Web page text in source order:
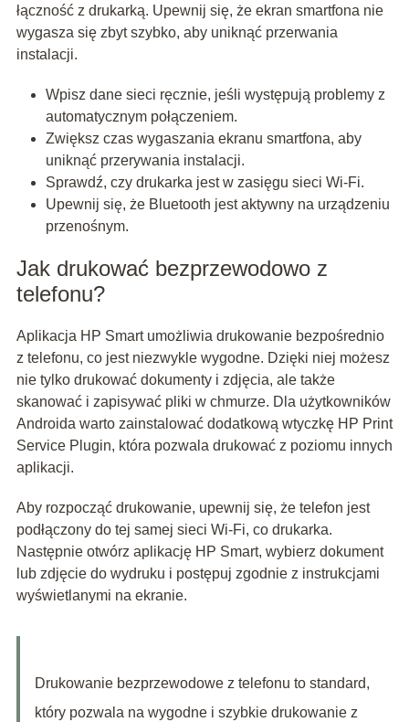
łączność z drukarką. Upewnij się, że ekran smartfona nie
wygasza się zbyt szybko, aby uniknąć przerwania
instalacji.
Wpisz dane sieci ręcznie, jeśli występują problemy z
automatycznym połączeniem.
Zwiększ czas wygaszania ekranu smartfona, aby
uniknąć przerywania instalacji.
Sprawdź, czy drukarka jest w zasięgu sieci Wi-Fi.
Upewnij się, że Bluetooth jest aktywny na urządzeniu
przenośnym.
Jak drukować bezprzewodowo z
telefonu?
Aplikacja HP Smart umożliwia drukowanie bezpośrednio
z telefonu, co jest niezwykle wygodne. Dzięki niej możesz
nie tylko drukować dokumenty i zdjęcia, ale także
skanować i zapisywać pliki w chmurze. Dla użytkowników
Androida warto zainstalować dodatkową wtyczkę HP Print
Service Plugin, która pozwala drukować z poziomu innych
aplikacji.
Aby rozpocząć drukowanie, upewnij się, że telefon jest
podłączony do tej samej sieci Wi-Fi, co drukarka.
Następnie otwórz aplikację HP Smart, wybierz dokument
lub zdjęcie do wydruku i postępuj zgodnie z instrukcjami
wyświetlanymi na ekranie.
Drukowanie bezprzewodowe z telefonu to standard,
który pozwala na wygodne i szybkie drukowanie z